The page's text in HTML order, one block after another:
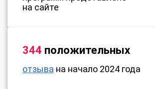
на сайте
344 положительных
отзыва на начало 2024 года